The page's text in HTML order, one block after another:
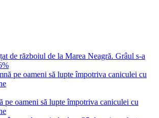
de războiul de la Marea Neagră. Grâul s-a
pe oameni să lupte împotriva caniculei cu